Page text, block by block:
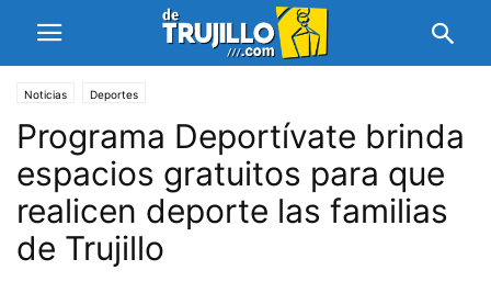
Noticias Deportes
Programa Deportívate brinda
espacios gratuitos para que
realicen deporte las familias
de Trujillo